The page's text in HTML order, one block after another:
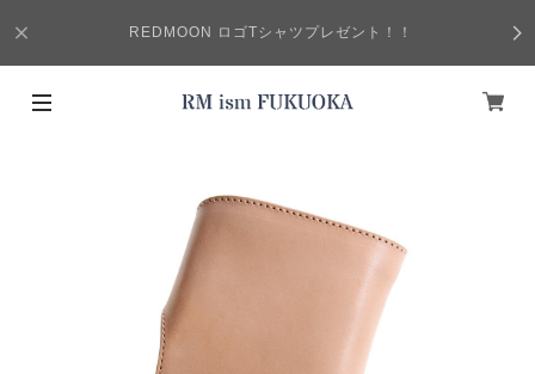
REDMOON ロゴTシャツプレゼント！！